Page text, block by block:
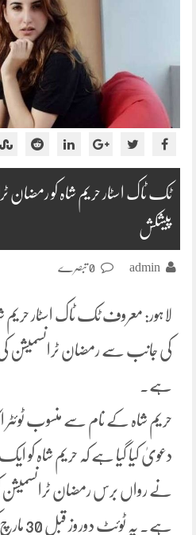
ٹک ٹاک اسٹار حریم شاہ کو رمضان
پیشکش
admin
لاہور: معروف ٹک ٹاک اسٹار
کی جانب سے رمضان ٹرانسمیشن کی
ہے۔
حریم شاہ کے نام سے منسوب
دعویٰ کیا گیا ہے کہ حریم شاہ کو
نے رواں برس رمضان ٹرانسمیشن
ہے۔ یہ